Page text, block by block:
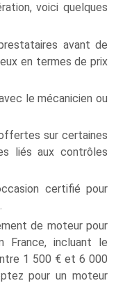
voici quelques
avant de
en termes de prix
le mécanicien ou
sur certaines
liés aux contrôles
certifié pour
de moteur pour
France, incluant le
1 500 € et 6 000
pour un moteur